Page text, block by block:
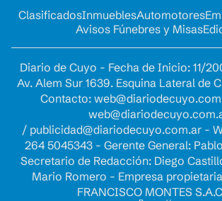
ClasificadosInmueblesAutomotores
Avisos Fúnebres y Misas
Diario de Cuyo - Fecha de Inicio: 11/
Av. Alem Sur 1639. Esquina Lateral de
Contacto:
/ publicidad@diariodecuyo.com.ar-
264 5045343 - Gerente General:
Secretario de Redacción: Diego
Mario Romero - Empresa
FRANCISCO MONTES